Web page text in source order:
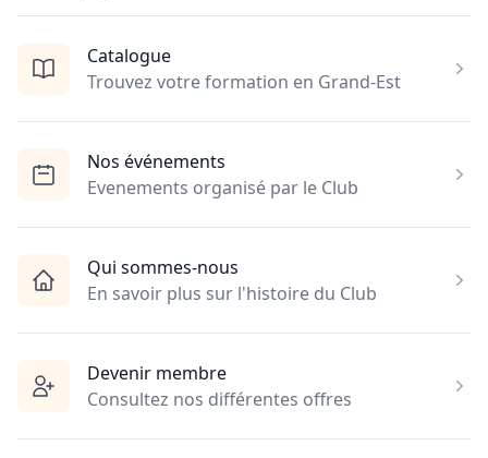
Catalogue
Trouvez votre formation en Grand-Est
Nos événements
Evenements organisé par le Club
Qui sommes-nous
En savoir plus sur l'histoire du Club
Devenir membre
Consultez nos différentes offres